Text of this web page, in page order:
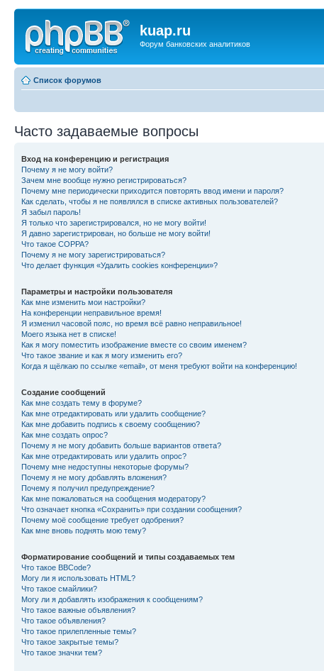
kuap.ru
Форум банковских аналитиков
Список форумов
Часто задаваемые вопросы
Вход на конференцию и регистрация
Почему я не могу войти?
Зачем мне вообще нужно регистрироваться?
Почему мне периодически приходится повторять ввод имени и пароля?
Как сделать, чтобы я не появлялся в списке активных пользователей?
Я забыл пароль!
Я только что зарегистрировался, но не могу войти!
Я давно зарегистрирован, но больше не могу войти!
Что такое COPPA?
Почему я не могу зарегистрироваться?
Что делает функция «Удалить cookies конференции»?
Параметры и настройки пользователя
Как мне изменить мои настройки?
На конференции неправильное время!
Я изменил часовой пояс, но время всё равно неправильное!
Моего языка нет в списке!
Как я могу поместить изображение вместе со своим именем?
Что такое звание и как я могу изменить его?
Когда я щёлкаю по ссылке «email», от меня требуют войти на конференцию!
Создание сообщений
Как мне создать тему в форуме?
Как мне отредактировать или удалить сообщение?
Как мне добавить подпись к своему сообщению?
Как мне создать опрос?
Почему я не могу добавить больше вариантов ответа?
Как мне отредактировать или удалить опрос?
Почему мне недоступны некоторые форумы?
Почему я не могу добавлять вложения?
Почему я получил предупреждение?
Как мне пожаловаться на сообщения модератору?
Что означает кнопка «Сохранить» при создании сообщения?
Почему моё сообщение требует одобрения?
Как мне вновь поднять мою тему?
Форматирование сообщений и типы создаваемых тем
Что такое BBCode?
Могу ли я использовать HTML?
Что такое смайлики?
Могу ли я добавлять изображения к сообщениям?
Что такое важные объявления?
Что такое объявления?
Что такое прилепленные темы?
Что такое закрытые темы?
Что такое значки тем?